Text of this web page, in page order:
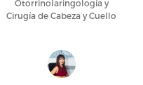
Otorrinolaringología y
Cirugía de Cabeza y Cuello